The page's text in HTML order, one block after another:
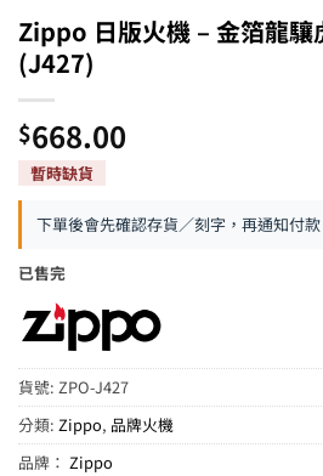
Zippo 日版火機 – 金箔龍驤
(J427)
$668.00
下單後會先確認存貨／刻字，再通知付
已售完
貨號: ZPO-J427
分類: Zippo, 品牌火機
品牌： Zippo